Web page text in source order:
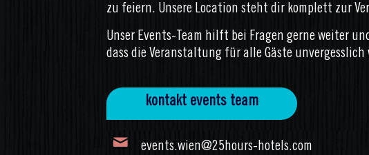
zu feiern. Unsere Location steht dir komplett zur
Unser Events-Team hilft bei Fragen gerne weiter
dass die Veranstaltung für alle Gäste unvergesslich
kontakt events team
events.wien@25hours-hotels.com